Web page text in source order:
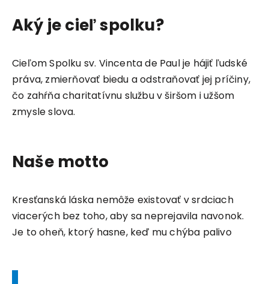
Aký je cieľ spolku?
Cieľom Spolku sv. Vincenta de Paul je hájiť ľudské
práva, zmierňovať biedu a odstraňovať jej príčiny,
čo zahŕňa charitatívnu službu v širšom i užšom
zmysle slova.
Naše motto
Kresťanská láska nemôže existovať v srdciach
viacerých bez toho, aby sa neprejavila navonok.
Je to oheň, ktorý hasne, keď mu chýba palivo